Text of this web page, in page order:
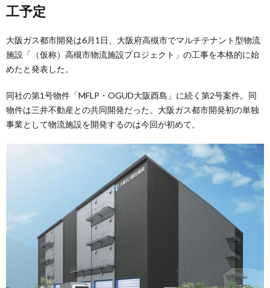
工予定
大阪ガス都市開発は6月1日、大阪府高槻市でマルチテナント型物流
施設「（仮称）高槻市物流施設プロジェクト」の工事を本格的に始
めたと発表した。
同社の第1号物件「MFLP・OGUD大阪酉島」に続く第2号案件。同
物件は三井不動産との共同開発だった。大阪ガス都市開発初の単独
事業として物流施設を開発するのは今回が初めて。